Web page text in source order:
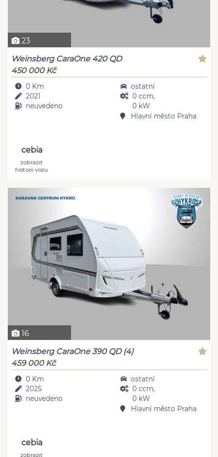
23
Weinsberg CaraOne 420 QD
450 000 Kč
0 Km
2021
neuvedeno
ostatní
0 ccm,
0 kW
Hlavní město Praha
cebia
zobrazit
historii vozu
16
Weinsberg CaraOne 390 QD (4)
459 000 Kč
0 Km
2025
neuvedeno
ostatní
0 ccm,
0 kW
Hlavní město Praha
cebia
zobrazit